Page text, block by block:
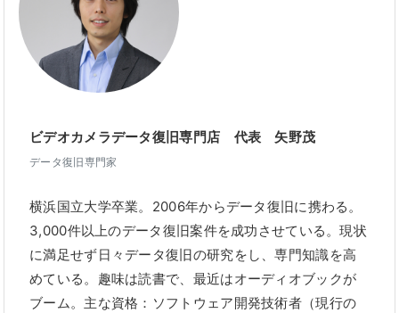
ビデオカメラデータ復旧専門店 代表 矢野茂
データ復旧専門家
横浜国立大学卒業。2006年からデータ復旧に携わる。
3,000件以上のデータ復旧案件を成功させている。現状
に満足せず日々データ復旧の研究をし、専門知識を高
めている。趣味は読書で、最近はオーディオブックが
ブーム。主な資格：ソフトウェア開発技術者（現行の